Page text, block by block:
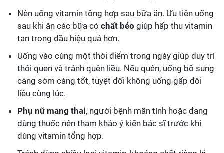
Nên uống vitamin tổng hợp sau bữa ăn. Ưu tiên uống
sau khi ăn các bữa có chất béo giúp hấp thu vitamin
tan trong dầu hiệu quả hơn.
Uống vào cùng một thời điểm trong ngày giúp duy trì
thói quen và tránh quên liều. Nếu quên, uống bổ sung
càng sớm càng tốt, tuyệt đối không uống gấp đôi
liều cùng lúc.
Phụ nữ mang thai, người bệnh mãn tính hoặc đang
dùng thuốc nên tham khảo ý kiến bác sĩ trước khi
dùng vitamin tổng hợp.